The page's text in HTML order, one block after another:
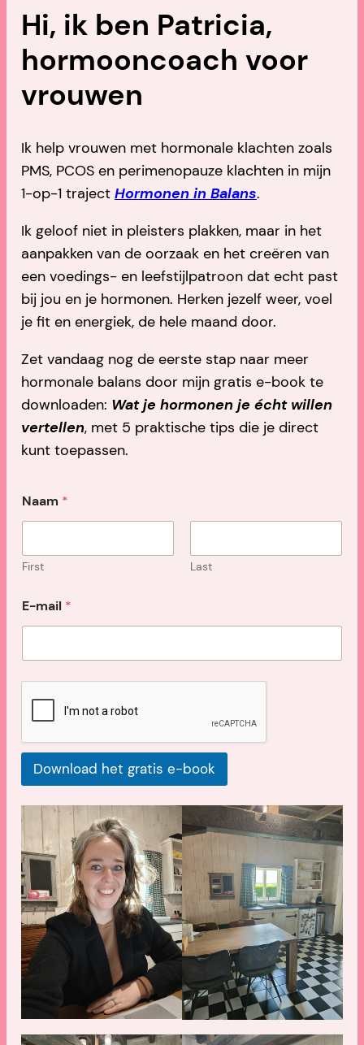
Hi, ik ben Patricia,
hormooncoach voor
vrouwen
Ik help vrouwen met hormonale klachten zoals
PMS, PCOS en perimenopauze klachten in mijn
1-op-1 traject Hormonen in Balans.
Ik geloof niet in pleisters plakken, maar in het
aanpakken van de oorzaak en het creëren van
een voedings- en leefstijlpatroon dat echt past
bij jou en je hormonen. Herken jezelf weer, voel
je fit en energiek, de hele maand door.
Zet vandaag nog de eerste stap naar meer
hormonale balans door mijn gratis e-book te
downloaden: Wat je hormonen je écht willen
vertellen, met 5 praktische tips die je direct
kunt toepassen.
-
m
i
l
a
m
Naam *
First Last
E-mail *
Download het gratis e-book